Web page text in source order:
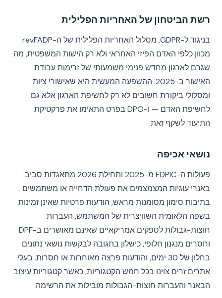
רשת הביטחון של האחריות הפלילית
בניגוד ל-GDPR, מסלול האחריות הפלילית של ה-revFADP
מכוון כלפי האדם הפיזי האחראי ולא רק הישות המשפטית, מה
שגרם לארגון מחדש פנימי משמעותי של זרימות עבודת
האישור ב-2025. ההשפעה המעשית היא שאישורי ציות
ומסלולי ביקורת חשובים לא רק לחשיפת הארגון אלא גם
לחשיפת האדם — ו-DPO בפרט התאימו את פרקטיקת
התיעוד לשקף זאת.
נושאי אכיפה
פעולות ה-FDPIC מ-2025 ותחילת 2026 מתאגדות סביב:
באנרי עוגיות המצמצמים את פעולת הדחייה או משתמשים
בתיבות סימון מסומנות מראש, הודעות פרטיות שאינן זמינות
בשפה הלאומית השוויצרית של המשתמש, העברות
חוצות-גבולות לספקים אמריקאיים שאינם מאושרים ב-DPF
וחסרים מנגנון חלופי, כישלון בתגובה לבקשות נושאי נתונים
בחלון של 30 ימים, והודעות פרצה מאוחרות או חסרות. בעלי
אתרים זרים צוינו בכל חמש הקטגוריות, כאשר קטגוריות עיצוב
הבאנר והעברות חוצות-הגבולות מובילות את הרשימה.